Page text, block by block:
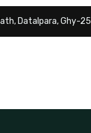
Datalpara, Ghy-25